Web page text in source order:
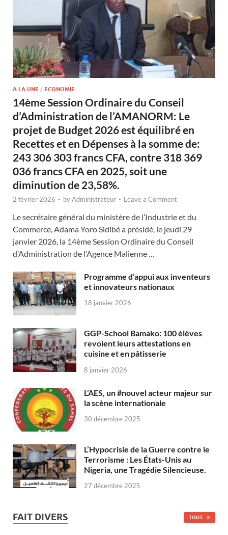
A LA UNE / ECONOMIE
14ème Session Ordinaire du Conseil
d’Administration de l’AMANORM: Le
projet de Budget 2026 est équilibré en
Recettes et en Dépenses à la somme de:
243 306 303 francs CFA, contre 318 369
036 francs CFA en 2025, soit une
diminution de 23,58%.
2 février 2026 - byAdministrateur - Leave a Comment
Le secrétaire général du ministère de l’Industrie et du
Commerce, Adama Yoro Sidibé a présidé, le jeudi 29
janvier 2026, la 14ème Session Ordinaire du Conseil
d’Administration de l’Agence Malienne …
Programme d’appui aux inventeurs
et innovateurs nationaux
18 janvier 2026
GGP-School Bamako: 100 élèves
revoient leurs attestations en
cuisine et en pâtisserie
8 janvier 2026
L’AES, un #nouvel acteur majeur sur
la scène internationale
30 décembre 2025
L’Hypocrisie de la Guerre contre le
Terrorisme : Les États-Unis au
Nigeria, une Tragédie Silencieuse.
27 décembre 2025
FAIT DIVERS TOUT...